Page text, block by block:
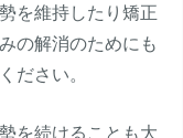
を維持したり矯正
の解消のためにも
ださい。
を続けることも大